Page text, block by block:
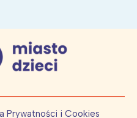
Prywatności i Cookies